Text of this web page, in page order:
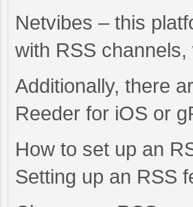
Netvibes – this
with RSS
Additionally, there
Reeder for iOS or
How to set up an
Setting up an RSS